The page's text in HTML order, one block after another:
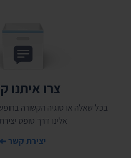
צרו איתנו
בכל שאלה או סוגיה הקשורה
אלינו דרך טופס
יצירת קשר